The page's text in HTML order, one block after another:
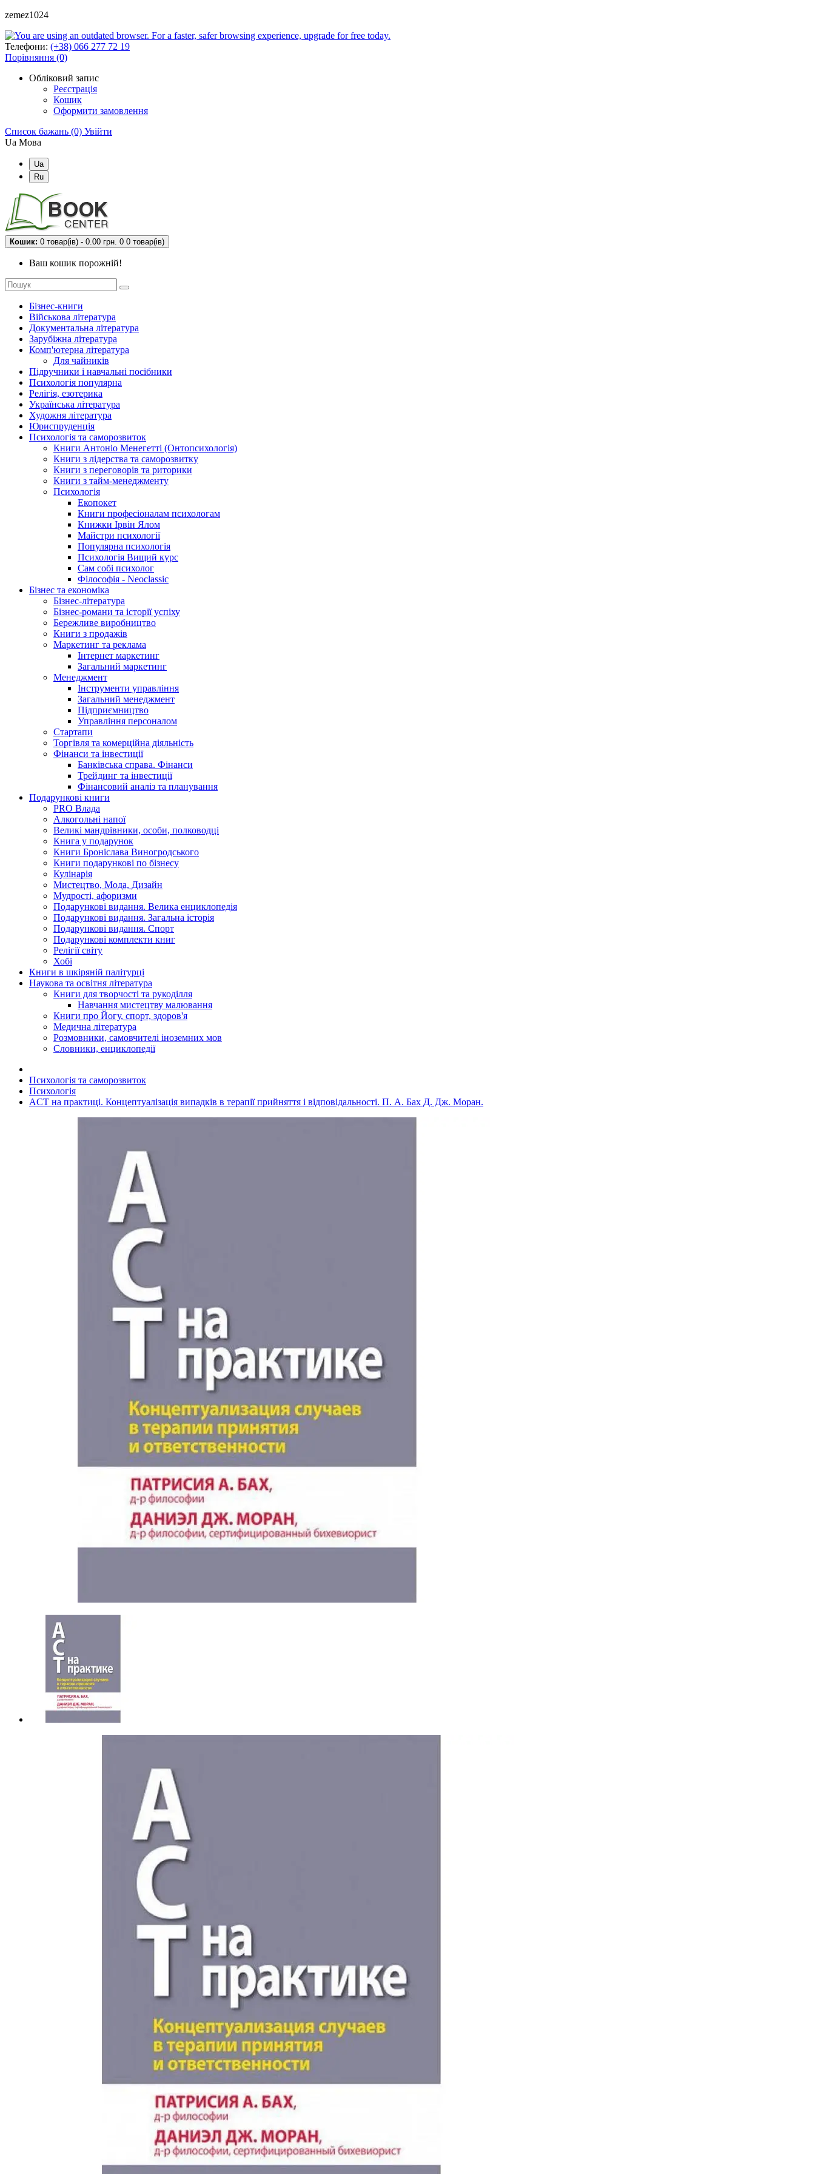
zemez1024
Телефони: (+38) 066 277 72 19
Порівняння (0)
Обліковий запис
Реєстрація
Кошик
Оформити замовлення
Список бажань (0) Увійти
Ua Мова
Ua
Ru
Кошик: 0 товар(ів) - 0.00 грн. 0 0 товар(ів)
Ваш кошик порожній!
Бізнес-книги
Військова література
Документальна література
Зарубіжна література
Комп'ютерна література
Для чайників
Підручники і навчальні посібники
Психологія популярна
Релігія, езотерика
Українська література
Художня література
Юриспруденція
Психологія та саморозвиток
Книги Антоніо Менегетті (Онтопсихологія)
Книги з лідерства та саморозвитку
Книги з переговорів та риторики
Книги з тайм-менеджменту
Психологія
Екопокет
Книги професіоналам психологам
Книжки Ірвін Ялом
Майстри психології
Популярна психологія
Психологія Вищий курс
Сам собі психолог
Філософія - Neoclassic
Бізнес та економіка
Бізнес-література
Бізнес-романи та історії успіху
Бережливе виробництво
Книги з продажів
Маркетинг та реклама
Інтернет маркетинг
Загальний маркетинг
Менеджмент
Інструменти управління
Загальний менеджмент
Підприємництво
Управління персоналом
Стартапи
Торгівля та комерційна діяльність
Фінанси та інвестиції
Банківська справа. Фінанси
Трейдинг та інвестиції
Фінансовий аналіз та планування
Подарункові книги
PRO Влада
Алкогольні напої
Великі мандрівники, особи, полководці
Книга у подарунок
Книги Броніслава Виногродського
Книги подарункові по бізнесу
Кулінарія
Мистецтво, Мода, Дизайн
Мудрості, афоризми
Подарункові видання. Велика енциклопедія
Подарункові видання. Загальна історія
Подарункові видання. Спорт
Подарункові комплекти книг
Релігії світу
Хобі
Книги в шкіряній палітурці
Наукова та освітня література
Книги для творчості та рукоділля
Навчання мистецтву малювання
Книги про Йогу, спорт, здоров'я
Медична література
Розмовники, самовчителі іноземних мов
Словники, енциклопедії
Психологія та саморозвиток
Психологія
ACT на практиці. Концептуалізація випадків в терапії прийняття і відповідальності. П. А. Бах Д. Дж. Моран.